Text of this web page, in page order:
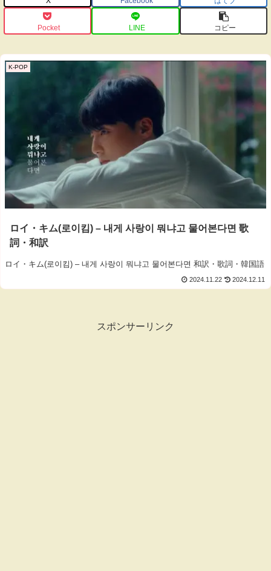
Pocket LINE コピー
K-POP
ロイ・キム(로이킴) – 내게 사랑이 뭐냐고 물어본다면 歌
詞・和訳
ロイ・キム(로이킴) – 내게 사랑이 뭐냐고 물어본다면 和訳・歌詞・韓国語
2024.11.22 2024.12.11
スポンサーリンク